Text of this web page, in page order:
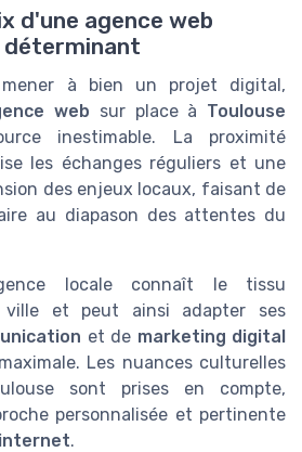
d'une agence web
déterminant
à bien un projet digital,
web sur place à Toulouse
inestimable. La proximité
les échanges réguliers et une
des enjeux locaux, faisant de
au diapason des attentes du
locale connaît le tissu
ville et peut ainsi adapter ses
et de marketing digital
Les nuances culturelles
sont prises en compte,
personnalisée et pertinente
.